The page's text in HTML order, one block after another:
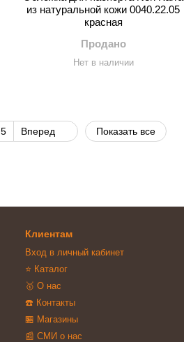
из натуральной кожи 0040.22.05
красная
Продано
Нет в наличии
5 Вперед Показать все
Клиентам
Вход в личный кабинет
⭐ Каталог
🥇 О нас
☎️ Контакты
🏪 Магазины
📰 СМИ о нас